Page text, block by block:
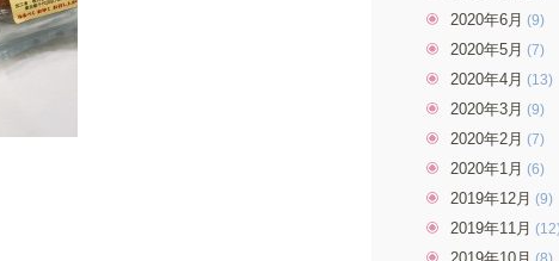
2020年6月 (9)
2020年5月 (7)
2020年4月 (13)
2020年3月 (9)
2020年2月 (7)
2020年1月 (6)
2019年12月 (9)
2019年11月